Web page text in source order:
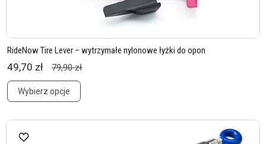
RideNow Tire Lever – wytrzymałe nylonowe łyżki do opon
49,70 zł 79,90 zł
Wybierz opcje